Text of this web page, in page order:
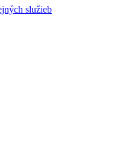
služieb